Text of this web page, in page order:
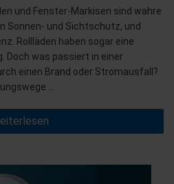
und Fenster-Markisen sind wahre
Sonnen- und Sichtschutz, und
Rollläden haben sogar eine
Doch was passiert in einer
einen Brand oder Stromausfall?
…